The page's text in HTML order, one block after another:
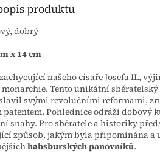
produktu
dobrý
x 14 cm
našeho císaře Josefa II.,
Tento unikátní
svými revolučními reformami,
Pohlednice odráží dobový
snahy. Pro sběratele a historiky
způsob, jakým byla připomínána a
habsburských panovníků.